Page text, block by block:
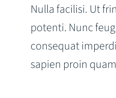
Nulla facilisi. Ut
potenti. Nunc
consequat
sapien proin